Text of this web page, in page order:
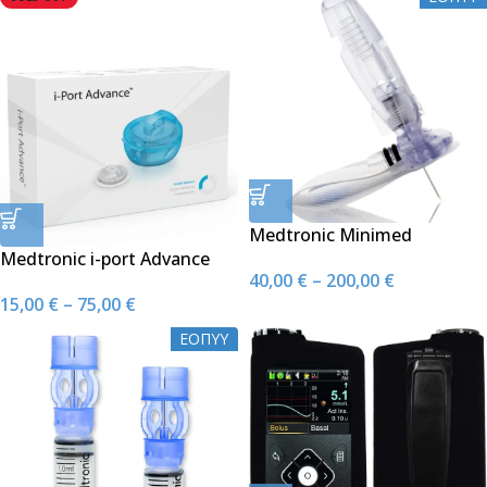
Medtronic i-port Advance
15,00 € – 75,00 €
Medtronic Minimed
Sensor 3
40,00 € – 200,00 €
ΕΟΠΥΥ